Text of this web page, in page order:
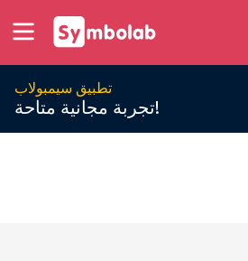
تطبيق سيمبولاب
تجربة مجانية متاحة!